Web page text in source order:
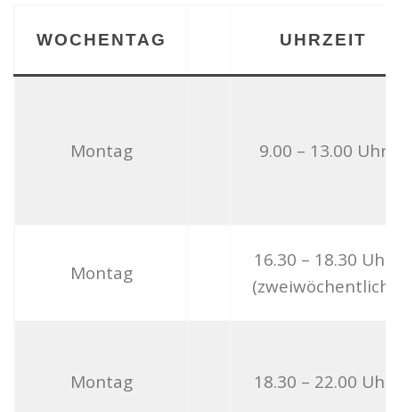
WOCHENTAG UHRZEIT
Montag 9.00 – 13.00 Uhr
Montag
16.30 – 18.30 Uhr
(zweiwöchentlich)
Montag 18.30 – 22.00 Uhr